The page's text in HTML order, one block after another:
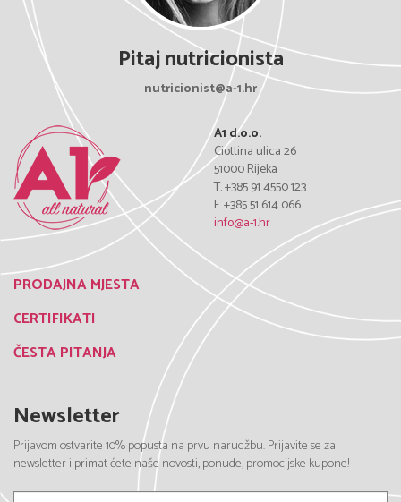
Pitaj nutricionista
nutricionist@a-1.hr
A1 d.o.o.
Ciottina ulica 26
51000 Rijeka
T. +385 91 4550 123
F. +385 51 614 066
info@a-1.hr
PRODAJNA MJESTA
CERTIFIKATI
ČESTA PITANJA
Newsletter
Prijavom ostvarite 10% popusta na prvu narudžbu. Prijavite se za
newsletter i primat ćete naše novosti, ponude, promocijske kupone!